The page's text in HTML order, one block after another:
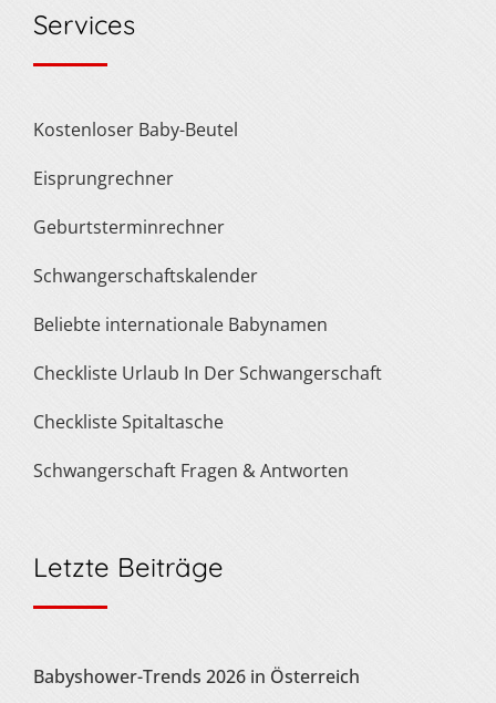
Services
Kostenloser Baby-Beutel
Eisprungrechner
Geburtsterminrechner
Schwangerschaftskalender
Beliebte internationale Babynamen
Checkliste Urlaub In Der Schwangerschaft
Checkliste Spitaltasche
Schwangerschaft Fragen & Antworten
Letzte Beiträge
Babyshower-Trends 2026 in Österreich